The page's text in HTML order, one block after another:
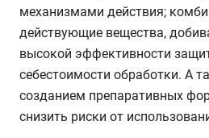
механизмами действия;
действующие вещества,
высокой эффективности
себестоимости обработки. А
созданием препаративных
снизить риски от